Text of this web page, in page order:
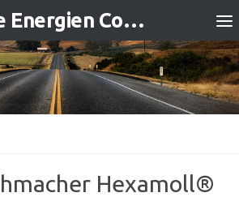
erneuerbare Energien Contracting
Hexamoll®